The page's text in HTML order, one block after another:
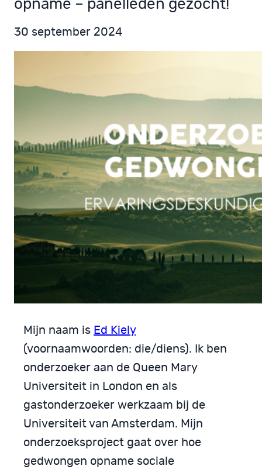
opname – panelleden gezocht!
30 september 2024
Mijn naam is Ed Kiely
(voornaamwoorden: die/diens). Ik ben
onderzoeker aan de Queen Mary
Universiteit in London en als
gastonderzoeker werkzaam bij de
Universiteit van Amsterdam. Mijn
onderzoeksproject gaat over hoe
gedwongen opname sociale